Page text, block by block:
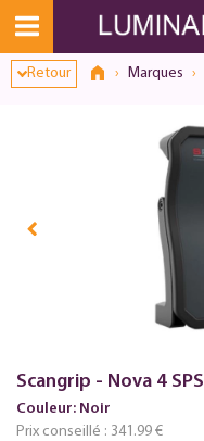
Retour Marques
Scangrip - Nova 4 SPS
Couleur: Noir
Prix conseillé : 341.99 €